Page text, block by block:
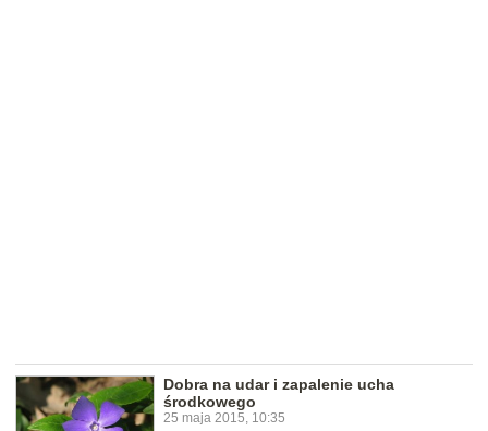
Dobra na udar i zapalenie ucha
środkowego
25 maja 2015, 10:35